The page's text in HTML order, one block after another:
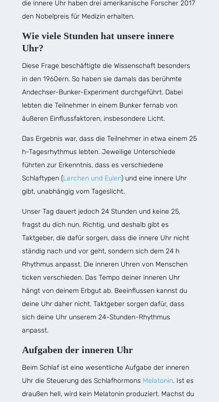
die innere Uhr haben drei amerikanische Forscher 2017
den Nobelpreis für Medizin erhalten.
Wie viele Stunden hat unsere innere
Uhr?
Diese Frage beschäftigte die Wissenschaft besonders
in den 1960ern. So haben sie damals das berühmte
Andechser-Bunker-Experiment durchgeführt. Dabei
lebten die Teilnehmer in einem Bunker fernab von
äußeren Einflussfaktoren, insbesondere Licht.
Das Ergebnis war, dass die Teilnehmer in etwa einem 25
h-Tagesrhythmus lebten. Jeweilige Unterschiede
führten zur Erkenntnis, dass es verschiedene
Schlaftypen (Lerchen und Eulen) und eine innere Uhr
gibt, unabhängig vom Tageslicht.
Unser Tag dauert jedoch 24 Stunden und keine 25,
fragst du dich nun. Richtig, und deshalb gibt es
Taktgeber, die dafür sorgen, dass die innere Uhr nicht
ständig nach und vor geht, sondern sich dem 24 h
Rhythmus anpasst. Die inneren Uhren von Menschen
ticken verschieden. Das Tempo deiner inneren Uhr
hängt von deinem Erbgut ab. Beeinflussen kannst du
deine Uhr daher nicht. Taktgeber sorgen dafür, dass
sich deine Uhr unserem 24-Stunden-Rhythmus
anpasst.
Aufgaben der inneren Uhr
Beim Schlaf ist eine wesentliche Aufgabe der inneren
Uhr die Steuerung des Schlafhormons Melatonin. Ist es
draußen hell, wird kein Melatonin produziert. Machst du